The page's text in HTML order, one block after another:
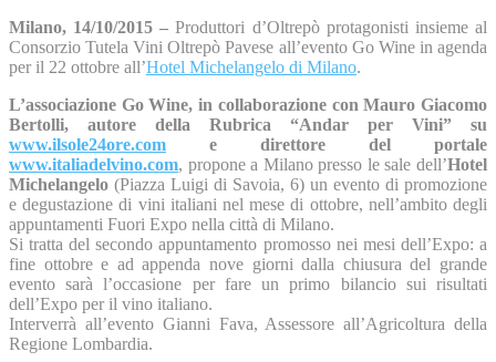
Milano, 14/10/2015 –Produttori d’Oltrepò protagonisti insieme al
Consorzio Tutela Vini Oltrepò Pavese all’evento Go Wine in agenda
per il 22 ottobre all’Hotel Michelangelo di Milano.
L’associazione Go Wine, in collaborazione con Mauro Giacomo
Bertolli, autore della Rubrica “Andar per Vini” su
www.ilsole24ore.com e direttore del portale
www.italiadelvino.com, propone a Milano presso le sale dell’Hotel
Michelangelo (Piazza Luigi di Savoia, 6) un evento di promozione
e degustazione di vini italiani nel mese di ottobre, nell’ambito degli
appuntamenti Fuori Expo nella città di Milano.
Si tratta del secondo appuntamento promosso nei mesi dell’Expo: a
fine ottobre e ad appenda nove giorni dalla chiusura del grande
evento sarà l’occasione per fare un primo bilancio sui risultati
dell’Expo per il vino italiano.
Interverrà all’evento Gianni Fava, Assessore all’Agricoltura della
Regione Lombardia.